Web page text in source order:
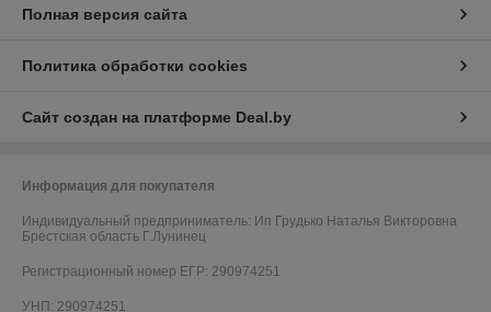
Полная версия сайта
Политика обработки cookies
Сайт создан на платформе Deal.by
Информация для покупателя
Индивидуальный предприниматель: Ип Грудько Наталья Викторовна
Брестская область Г.Лунинец
Регистрационный номер ЕГР: 290974251
УНП: 290974251